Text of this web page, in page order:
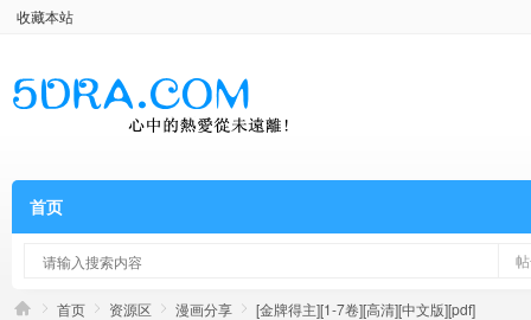
收藏本站
首页
首页 资源区 漫画分享
[金牌得主][1-7卷][高清][中文版][pdf]